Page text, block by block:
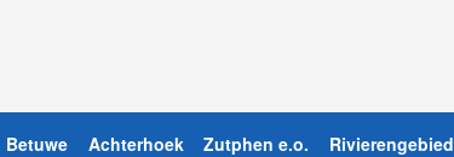
Betuwe Achterhoek Zutphen e.o. Rivierengebied